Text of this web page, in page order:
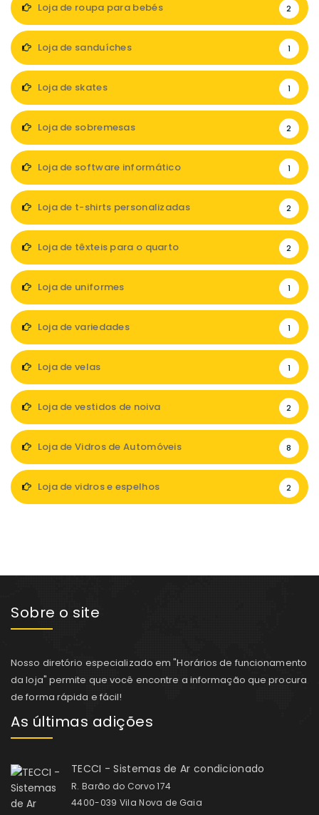
Loja de roupa para bebés 2
Loja de sanduíches 1
Loja de skates 1
Loja de sobremesas 2
Loja de software informático 1
Loja de t-shirts personalizadas 2
Loja de têxteis para o quarto 2
Loja de uniformes 1
Loja de variedades 1
Loja de velas 1
Loja de vestidos de noiva 2
Loja de Vidros de Automóveis 8
Loja de vidros e espelhos 2
Sobre o site
Nosso diretório especializado em "Horários de funcionamento
da loja" permite que você encontre a informação que procura
de forma rápida e fácil!
As últimas adições
TECCI - Sistemas de Ar condicionado
R. Barão do Corvo 174
4400-039 Vila Nova de Gaia